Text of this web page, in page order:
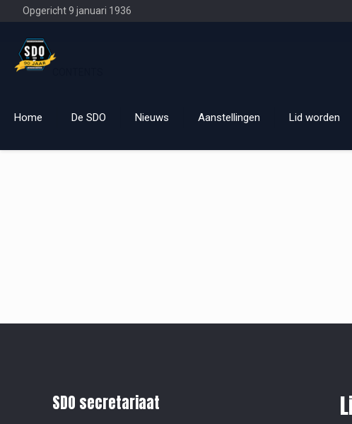
Opgericht 9 januari 1936
Home De SDO Nieuws Aanstellingen Lid worden
SDO secretariaat